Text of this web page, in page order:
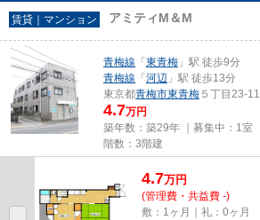
賃貸｜マンション アミティM＆M
青梅線 「 東青梅 」駅 徒歩9分
青梅線 「 河辺 」駅 徒歩13分
東京都青梅市東青梅 ５丁目23-11
4.7万円
築年数：築29年 ｜募集中： 1室
階数：3階建
4.7万円
(管理費・共益費 -)
敷：1ヶ月｜礼：0ヶ月